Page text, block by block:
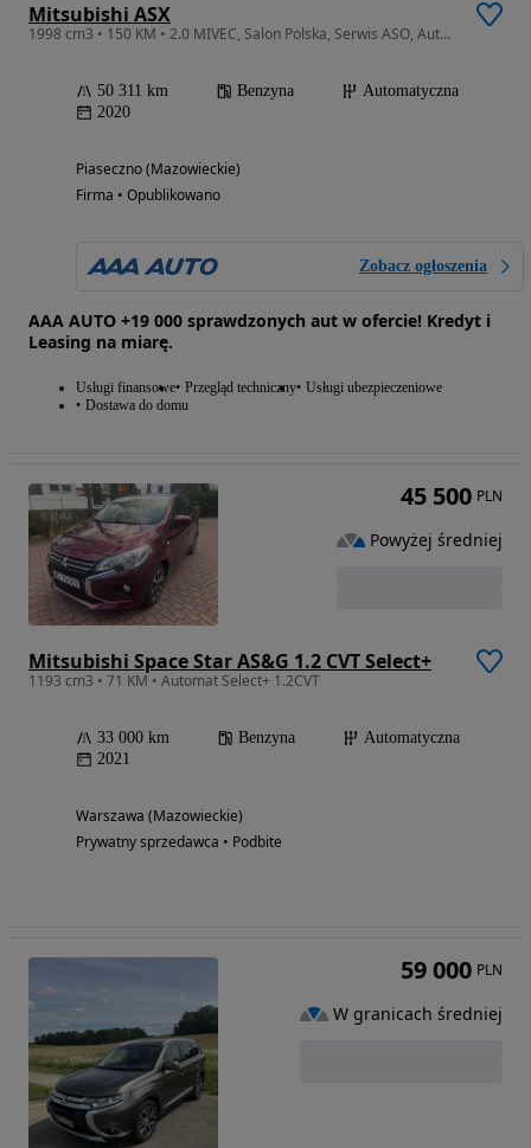
Mitsubishi ASX
1998 cm3 • 150 KM • 2.0 MIVEC, Salon Polska, Serwis ASO, Automat, Klimatronic, Tempomat,
50 311 km Benzyna
Automatyczna
2020
Piaseczno (Mazowieckie)
Firma • Opublikowano
Zobacz ogłoszenia
AAA AUTO +19 000 sprawdzonych aut w ofercie! Kredyt i
Leasing na miarę.
Usługi finansowe Przegląd techniczny Usługi ubezpieczeniowe
Dostawa do domu
Mitsubishi Space Star AS&G 1.2 CVT Select+
1193 cm3 • 71 KM • Automat Select+ 1.2CVT
33 000 km Benzyna
Automatyczna
2021
Warszawa (Mazowieckie)
Prywatny sprzedawca • Podbite
45 500 PLN
Powyżej średniej
59 000 PLN
W granicach średniej